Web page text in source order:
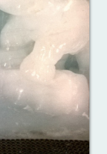
FCE и
советы в